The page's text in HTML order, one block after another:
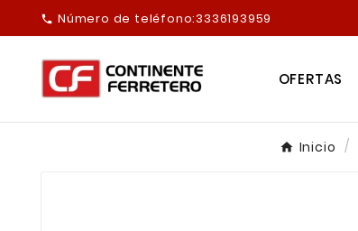
 Número de teléfono:3336193959
OFERTAS
Inicio